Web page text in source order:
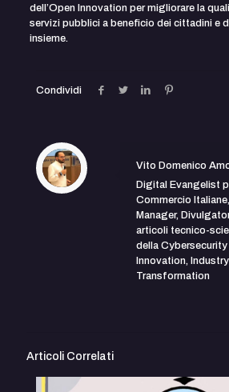
dell’Open Innovation per migliorare la
servizi pubblici a beneficio dei cittadini e
insieme.
Condividi
Vito Domenico
Digital Evangelist
Commercio
Manager,
articoli tecnico-
della
Innovation,
Transformation
Articoli Correlati